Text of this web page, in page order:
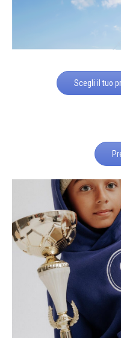
Scegli il tuo